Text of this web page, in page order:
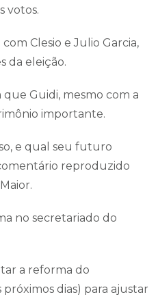
votos.
Clesio e Julio Garcia,
da eleição.
que Guidi, mesmo com a
importante.
e qual seu futuro
reproduzido
no secretariado do
a reforma do
dias) para ajustar